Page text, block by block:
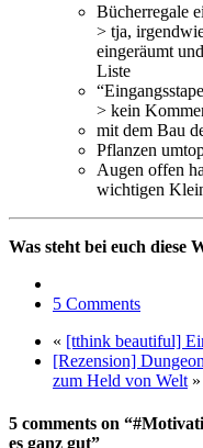
Bücherregale
> tja,
eingeräumt
Liste
> kein
mit dem Bau
Pflanzen
Augen offen
wichtigen
Was steht bei euch diese
5 Comments
« [tthink beautiful]
[Rezension]
zum Held von Welt »
5 comments on
es ganz gut”